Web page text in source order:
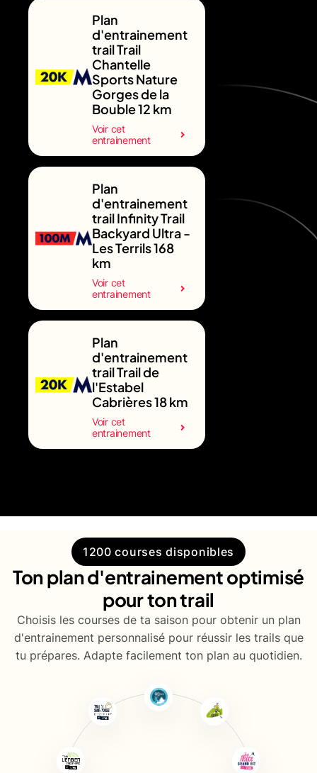
Plan
d'entrainement
trail Trail
Chantelle
Sports Nature
Gorges de la
Bouble 12 km
Voir cet
entrainement
Plan
d'entrainement
trail Infinity Trail
Backyard Ultra -
Les Terrils 168
km
Voir cet
entrainement
Plan
d'entrainement
trail Trail de
l'Estabel
Cabrières 18 km
Voir cet
entrainement
1200 courses disponibles
Ton plan d'entrainement optimisé
pour ton trail
Choisis les courses de ta saison pour obtenir un plan
d'entrainement personnalisé pour réussir les trails que
tu prépares. Adapte facilement ton plan au quotidien.